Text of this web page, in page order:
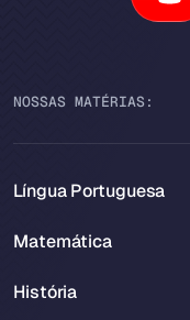
NOSSAS MATÉRIAS:
Língua Portuguesa
Matemática
História